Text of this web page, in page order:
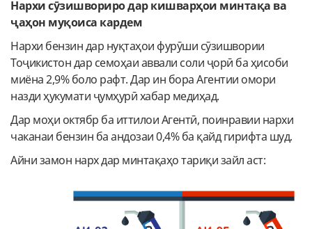
Нархи сӯзишвориро дар кишварҳои минтақа ва
ҷаҳон муқоиса кардем
Нархи бензин дар нуқтаҳои фурӯши сӯзишвории
Тоҷикистон дар семоҳаи аввали соли ҷорӣ ба ҳисоби
миёна 2,9% боло рафт. Дар ин бора Агентии омори
назди ҳукумати ҷумҳурӣ хабар медиҳад.
Дар моҳи октябр ба иттилои Агентӣ, поинравии нархи
чаканаи бензин ба андозаи 0,4% ба қайд гирифта шуд.
Айни замон нарх дар минтақаҳо тариқи зайл аст: